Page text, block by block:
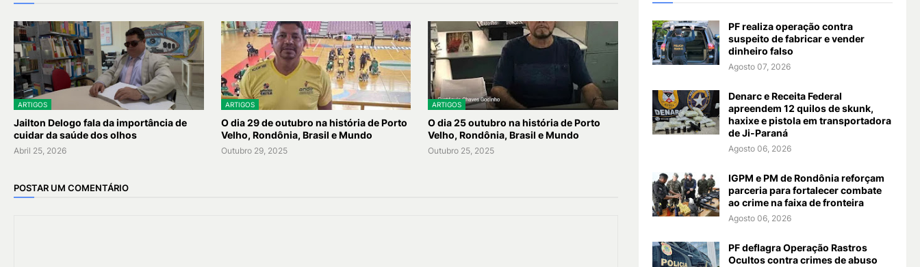
ARTIGOS
Jailton Delogo fala da importância de
cuidar da saúde dos olhos
Abril 25, 2026
ARTIGOS
O dia 29 de outubro na história de Porto
Velho, Rondônia, Brasil e Mundo
Outubro 29, 2025
ARTIGOS
O dia 25 outubro na história de Porto
Velho, Rondônia, Brasil e Mundo
Outubro 25, 2025
POSTAR UM COMENTÁRIO
PF realiza operação contra
suspeito de fabricar e vender
dinheiro falso
Agosto 07, 2026
Denarc e Receita Federal
apreendem 12 quilos de skunk,
haxixe e pistola em transportadora
de Ji-Paraná
Agosto 06, 2026
IGPM e PM de Rondônia reforçam
parceria para fortalecer combate
ao crime na faixa de fronteira
Agosto 06, 2026
PF deflagra Operação Rastros
Ocultos contra crimes de abuso